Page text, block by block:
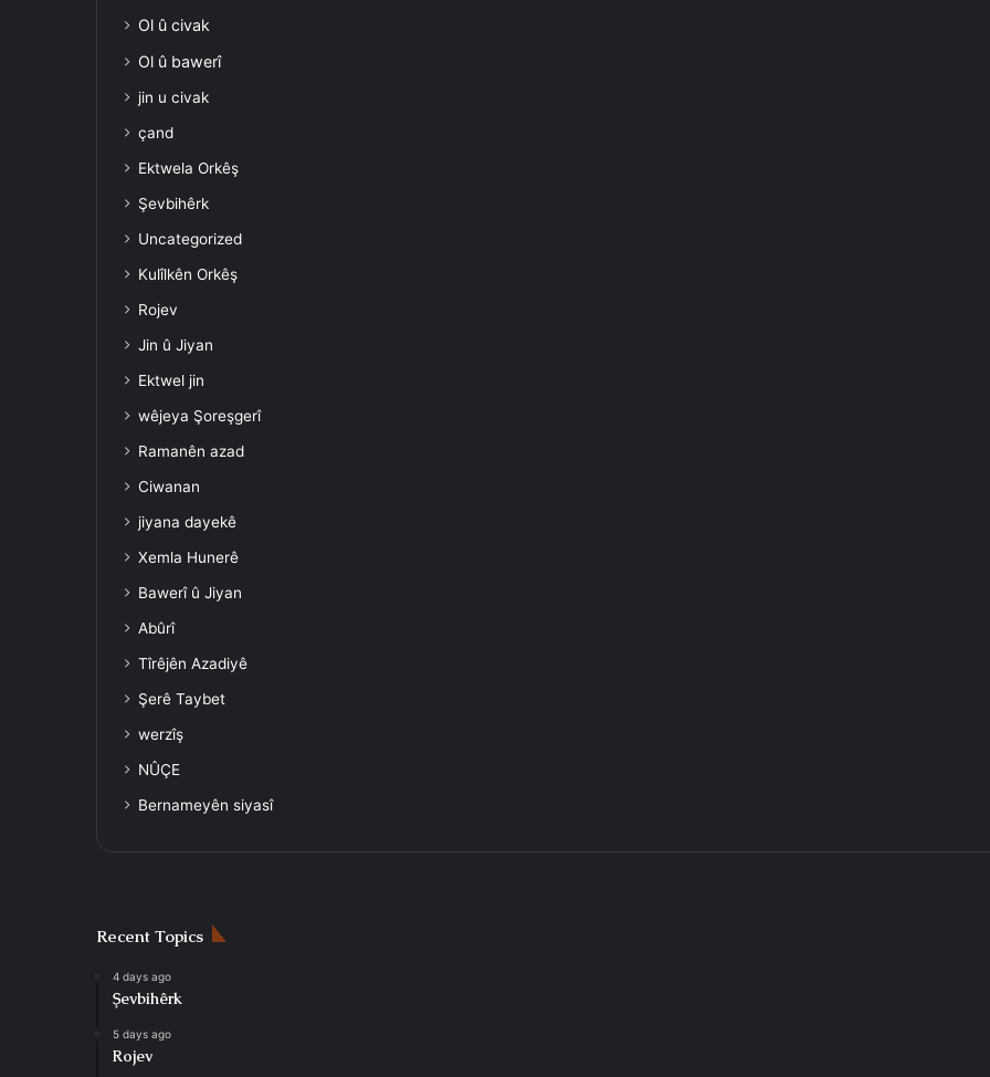
Ol û civak
Ol û bawerî
jin u civak
çand
Ektwela Orkêş
Şevbihêrk
Uncategorized
Kulîlkên Orkêş
Rojev
Jin û Jiyan
Ektwel jin
wêjeya Şoreşgerî
Ramanên azad
Ciwanan
jiyana dayekê
Xemla Hunerê
Bawerî û Jiyan
Abûrî
Tîrêjên Azadiyê
Şerê Taybet
werzîş
NÛÇE
Bernameyên siyasî
Recent Topics
4 days ago
Şevbihêrk
5 days ago
Rojev